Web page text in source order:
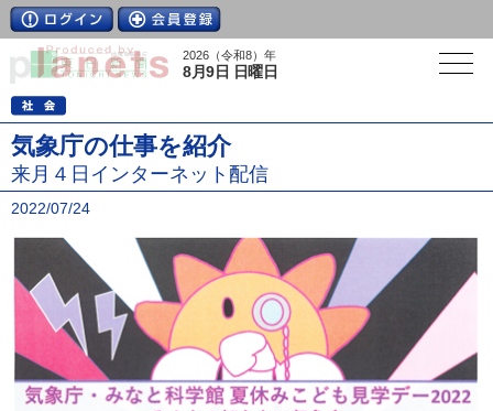
2026（令和8）年
8月9日 日曜日
気象庁の仕事を紹介
来月４日インターネット配信
2022/07/24